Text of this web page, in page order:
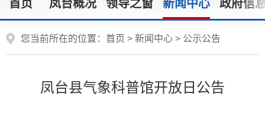
首页 凤台概况 领导之窗 新闻中心 政府信
您当前所在的位置： 首页 > 新闻中心 > 公示公告
凤台县气象科普馆开放日公告